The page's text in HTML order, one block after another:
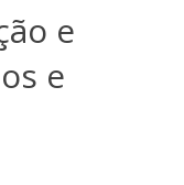
e
e